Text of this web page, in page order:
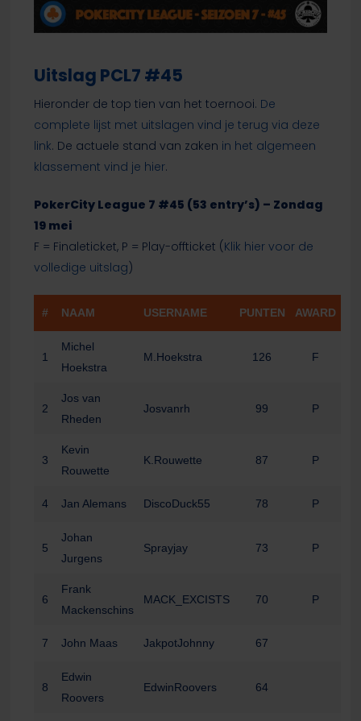
Uitslag PCL7 #45
Hieronder de top tien van het toernooi. De
complete lijst met uitslagen vind je terug via deze
link. De actuele stand van zaken in het algemeen
klassement vind je hier.
PokerCity League 7 #45 (53 entry’s) – Zondag
19 mei
F = Finaleticket, P = Play-offticket (Klik hier voor de
volledige uitslag)
# NAAM USERNAME PUNTEN AWARD
1
Michel
Hoekstra
M.Hoekstra 126 F
2
Jos van
Rheden
Josvanrh 99 P
3
Kevin
Rouwette
K.Rouwette 87 P
4 Jan Alemans DiscoDuck55 78 P
5
Johan
Jurgens
Sprayjay 73 P
6
Frank
Mackenschins
MACK_EXCISTS 70 P
7 John Maas JakpotJohnny 67
8
Edwin
Roovers
EdwinRoovers 64